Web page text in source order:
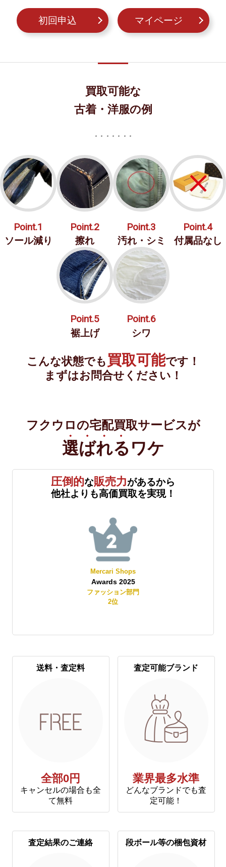
初回申込 マイページ
買取可能な
古着・洋服の例
Point.1
ソール減り
Point.2
擦れ
Point.3
汚れ・シミ
Point.4
付属品なし
Point.5
裾上げ
Point.6
シワ
こんな状態でも 買取可能です！
まずはお問合せください！
フクウロの宅配買取サービスが
選ばれる ワケ
圧倒的な販売力があるから
他社よりも高価買取を実現！
Yahoo!オークション
Best Store Awards 2025
レディースファッション部門
2位
送料・査定料
全部0円
キャンセルの場合も全
て無料
査定可能ブランド
業界最多水準
どんなブランドでも査
定可能！
査定結果のご連絡 段ボール等の梱包資材